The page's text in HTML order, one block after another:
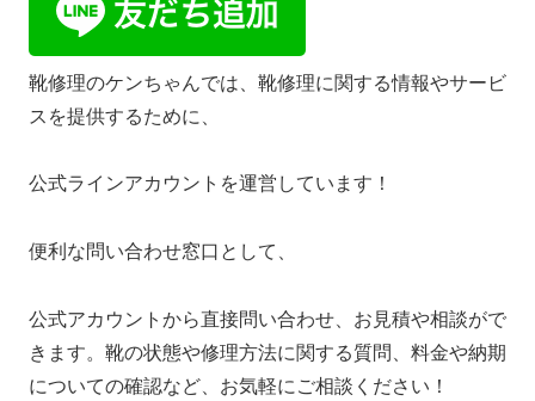
靴修理のケンちゃんでは、靴修理に関する情報やサービ
スを提供するために、
公式ラインアカウントを運営しています！
便利な問い合わせ窓口として、
公式アカウントから直接問い合わせ、お見積や相談がで
きます。靴の状態や修理方法に関する質問、料金や納期
についての確認など、お気軽にご相談ください！